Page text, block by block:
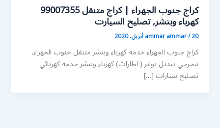
كراج جنوب الجهراء | كراج متنقل 99007355
كهرباء وبنشر, تصليح السيارت
ammar ammar/20 أبريل، 2020
كراج جنوب الجهراء خدمة كهرباء وبنشر متنقل جنوب الجهراء,
بنجرجي تبديل تواير ( اطارات) كهرباء وبنشر خدمة كهربائي
تصليح سيارات […]